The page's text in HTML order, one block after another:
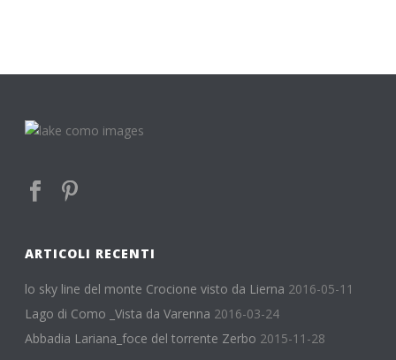
ARTICOLI RECENTI
lo sky line del monte Crocione visto da Lierna 2016-05-11
Lago di Como _Vista da Varenna 2016-03-24
Abbadia Lariana_foce del torrente Zerbo 2015-11-28